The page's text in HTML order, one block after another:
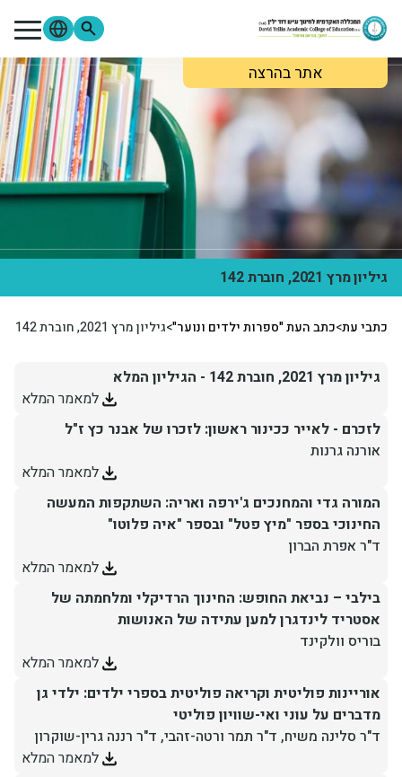
דילוג לתוכן העיקרי
אתר בהרצהמתעניינים סטודנטים
סגל
בוגרים
ספרייה
Moodle
פורטל הסטודנטים
פורטל הסגל צור קשר
אודות המכללה
לימודים והרשמה
מידע שימושי
מחקר ופירסומים
יחידות ומכונים
גיליון מרץ 2021, חוברת 142
כתבי עת>כתב העת "ספרות ילדים ונוער">גיליון מרץ 2021, חוברת 142
גיליון מרץ 2021, חוברת 142 - הגיליון המלא
למאמר המלא
לזכרם - לאייר ככינור ראשון: לזכרו של אבנר כץ ז"ל
אורנה גרנות
למאמר המלא
המורה גדי והמחנכים ג'ירפה ואריה: השתקפות המעשה
החינוכי בספר "מיץ פטל" ובספר "איה פלוטו"
ד"ר אפרת הברון
למאמר המלא
בילבי – נביאת החופש: החינוך הרדיקלי ומלחמתה של
אסטריד לינדגרן למען עתידה של האנושות
בוריס וולקינד
למאמר המלא
אוריינות פוליטית וקריאה פוליטית בספרי ילדים: ילדי גן
מדברים על עוני ואי-שוויון פוליטי
ד"ר סלינה משיח, ד"ר תמר ורטה-זהבי, ד"ר רננה גרין-שוקרון
למאמר המלא